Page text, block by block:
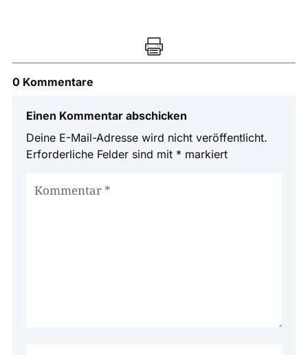

0 Kommentare
Einen Kommentar abschicken
Deine E-Mail-Adresse wird nicht veröffentlicht.
Erforderliche Felder sind mit * markiert